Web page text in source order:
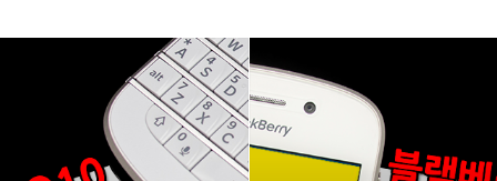
다방면의 깊은 관심과 얕은 이해도를 갖춘 보편적
비주류이자 진화하는 영원한 주변인.
카카오톡